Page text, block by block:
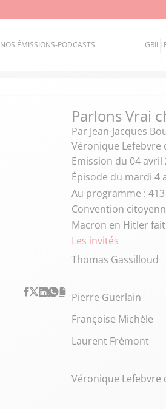
NOS ÉMISSIONS-PODCASTS
Parlons Vrai
Par Jean-Jacques
Véronique Lefebvre
Emission du 04 avril
Épisode du mardi 4
Au programme :
Convention
Macron en Hitler
Les invités
Thomas Gassilloud
Pierre Guerlain
Françoise Michèle
Laurent Frémont
Véronique Lefebvre